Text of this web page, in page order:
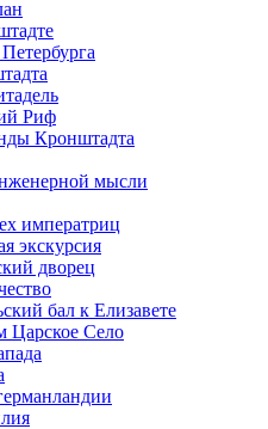
Риф
Кронштадта
мысли
императриц
экскурсия
дворец
бал к Елизавете
Царское Село